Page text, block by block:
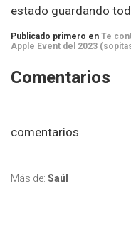
estado guardando
Publicado primero en Te
Apple Event del 2023
Comentarios
comentarios
Más de: Saúl